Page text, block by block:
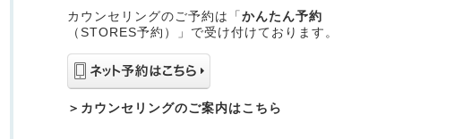
カウンセリングのご予約は「 かんたん予約
（STORES予約）」で受け付けております。
＞ カウンセリングのご案内はこちら